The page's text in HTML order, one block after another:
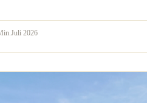
Juli 2026